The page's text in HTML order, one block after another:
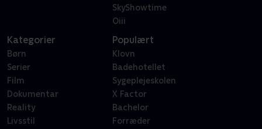
SkyShowtime
Oiii
Kategorier
Børn
Serier
Film
Dokumentar
Reality
Livsstil
Populært
Klovn
Badehotellet
Sygeplejeskolen
X Factor
Bachelor
Forræder